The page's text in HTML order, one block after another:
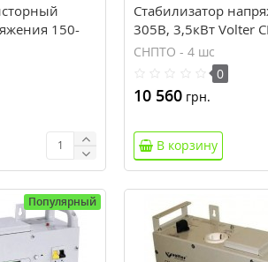
150-
18 у
Стабилизатор
305В, 3,5кВт Volter
СНПТО - 4 шс
0
10 560 грн.
В корзину
Популярный